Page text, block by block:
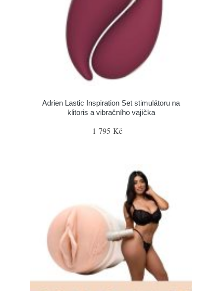
Adrien Lastic Inspiration Set stimulátoru na
klitoris a vibračního vajíčka
1 795 Kč